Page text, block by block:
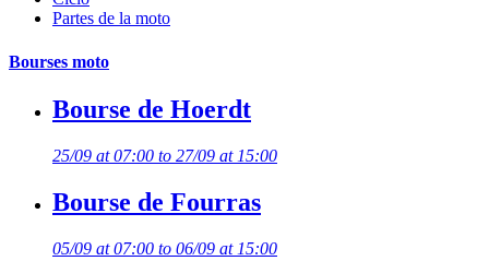
Partes de la moto
Bourses moto
Bourse de Hoerdt
25/09 at 07:00 to 27/09 at 15:00
Bourse de Fourras
05/09 at 07:00 to 06/09 at 15:00